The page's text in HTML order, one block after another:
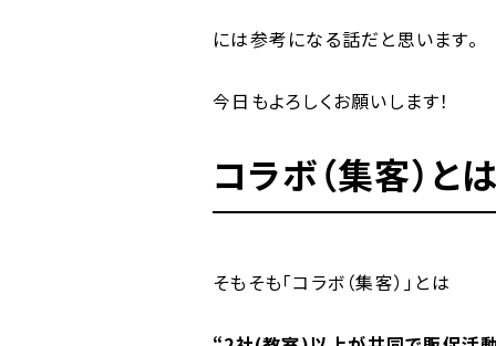
には参考になる話だと思います。
今日もよろしくお願いします！
コラボ（集客）と
そもそも「コラボ（集客）」とは